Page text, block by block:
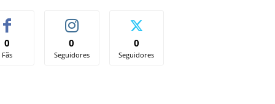
0
Fãs
0
Seguidores
0
Seguidores